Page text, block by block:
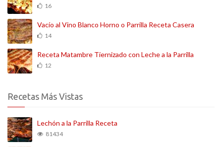
16
Vacío al Vino Blanco Horno o Parrilla Receta Casera
14
Receta Matambre Tiernizado con Leche a la Parrilla
12
Recetas Más Vistas
Lechón a la Parrilla Receta
81434